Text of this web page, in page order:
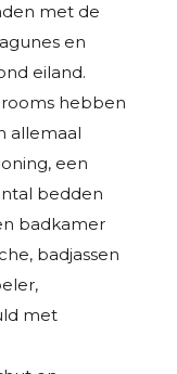
met de
en
eiland.
hebben
allemaal
een
bedden
badkamer
badjassen
met